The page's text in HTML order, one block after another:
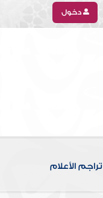
دخول
تراجم الأعلام